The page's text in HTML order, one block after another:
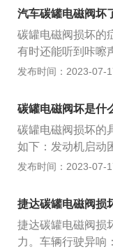
为碳罐电磁阀门在
哒”声，这属于正
速时唑车，而且车
裂，如果管路破裂
大的现象。如果这
怠速忽高忽低，而
低，而且汽车加速
引起的问题。因为
器检测到混合气体
检测混合气体过稀
始，便出现了怠速
时检查碳罐的进气
汽车碳罐电磁阀坏
碳罐电磁阀损坏的
有时还能听到咔嚓
容易熄火。往往需
磁阀常开）：由于
会充满着油蒸气
的启动困难，甚至
至终都是关闭状态
高，并最终使油蒸
者是没有吸力，则
气。对于碳罐电磁
在32Ω左右，如果
发布时间：2023-07-
碳罐电磁阀坏是什
碳罐电磁阀损坏的
如下：发动机启动
态，所以进气管内
常关：由于碳罐电
出，从而导致油箱
发布时间：2023-07-
捷达碳罐电磁阀损
捷达碳罐电磁阀损
力。车辆行驶异响